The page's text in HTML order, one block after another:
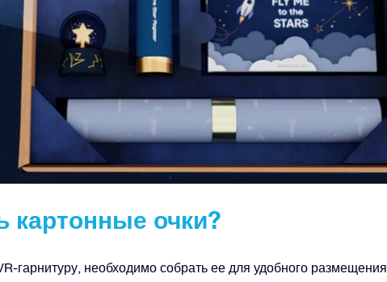
картонные очки?
гарнитуру, необходимо собрать ее для удобного размещения